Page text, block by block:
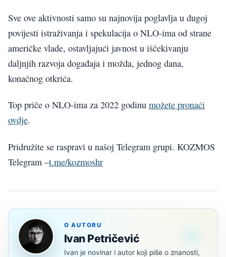
Sve ove aktivnosti samo su najnovija poglavlja u dugoj
povijesti istraživanja i spekulacija o NLO-ima od strane
američke vlade, ostavljajući javnost u iščekivanju
daljnjih razvoja događaja i možda, jednog dana,
konačnog otkrića.
Top priče o NLO-ima za 2022 godinu možete pronaći
ovdje.
Pridružite se raspravi u našoj Telegram grupi. KOZMOS
Telegram –t.me/kozmoshr
O AUTORU
Ivan Petričević
Ivan je novinar i autor koji piše o znanosti,